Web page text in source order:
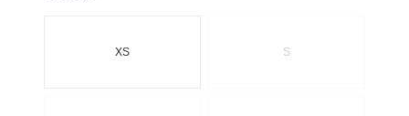
Velg en Størrelse
XS S